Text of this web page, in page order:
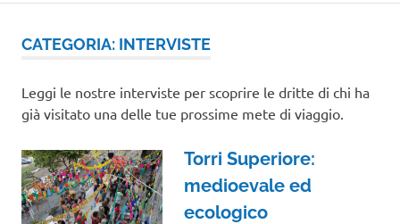
CATEGORIA: INTERVISTE
Leggi le nostre interviste per scoprire le dritte di chi ha
già visitato una delle tue prossime mete di viaggio.
Torri Superiore:
medioevale ed
ecologico